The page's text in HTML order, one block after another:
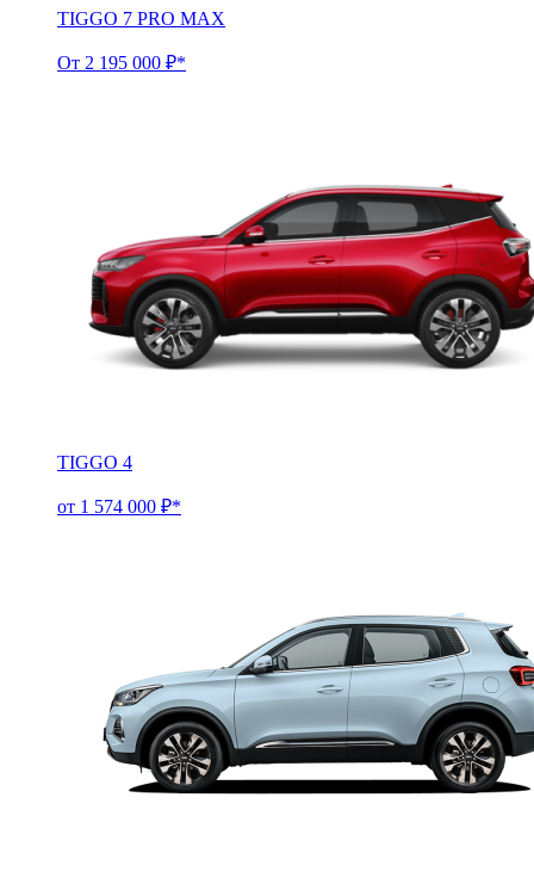
TIGGO 7 PRO MAX
От 2 195 000 ₽*
TIGGO 4
от 1 574 000 ₽*